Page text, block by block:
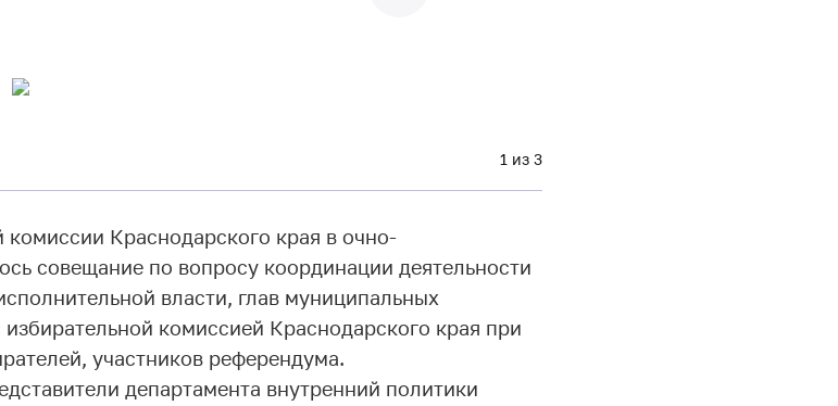
1 из 3
комиссии Краснодарского края в очно-
совещание по вопросу координации деятельности
власти, глав муниципальных
комиссией Краснодарского края при
участников референдума.
департамента внутренний политики